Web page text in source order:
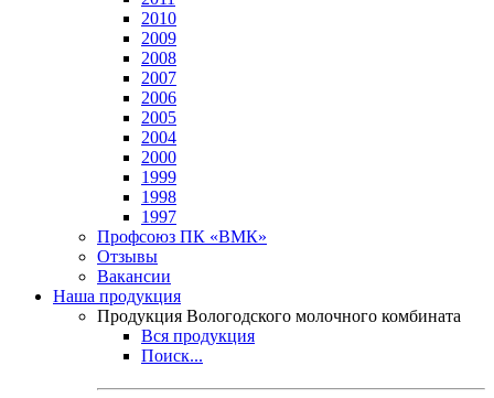
2010
2009
2008
2007
2006
2005
2004
2000
1999
1998
1997
Профсоюз ПК «ВМК»
Отзывы
Вакансии
Наша продукция
Продукция Вологодского молочного комбината
Вся продукция
Поиск...